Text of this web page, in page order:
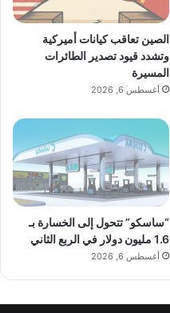
الصين تعاقب كيانات أميركية
وتشدد قيود تصدير الطائرات
المسيرة
أغسطس 6, 2026
“ساسكو” تتحول إلى الخسارة بـ
1.6 مليون دولار في الربع الثاني
أغسطس 6, 2026